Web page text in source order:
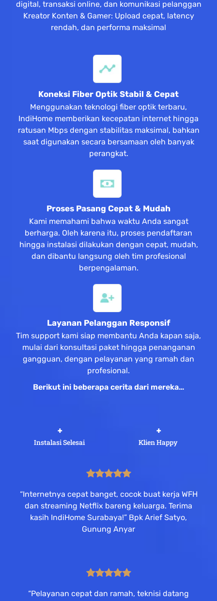
digital, transaksi online, dan komunikasi pelanggan
Kreator Konten & Gamer: Upload cepat, latency
rendah, dan performa maksimal
Koneksi Fiber Optik Stabil & Cepat
Menggunakan teknologi fiber optik terbaru,
IndiHome memberikan kecepatan internet hingga
ratusan Mbps dengan stabilitas maksimal, bahkan
saat digunakan secara bersamaan oleh banyak
perangkat.
Proses Pasang Cepat & Mudah
Kami memahami bahwa waktu Anda sangat
berharga. Oleh karena itu, proses pendaftaran
hingga instalasi dilakukan dengan cepat, mudah,
dan dibantu langsung oleh tim profesional
berpengalaman.
Layanan Pelanggan Responsif
Tim support kami siap membantu Anda kapan saja,
mulai dari konsultasi paket hingga penanganan
gangguan, dengan pelayanan yang ramah dan
profesional.
Berikut ini beberapa cerita dari mereka…
Instalasi Selesai
+
Klien Happy
+
“Internetnya cepat banget, cocok buat kerja WFH
dan streaming Netflix bareng keluarga. Terima
kasih IndiHome Surabaya!” Bpk Arief Satyo,
Gunung Anyar
“Pelayanan cepat dan ramah, teknisi datang